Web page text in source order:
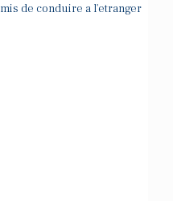
de conduire a l'etranger